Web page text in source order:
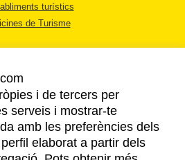
turístics
de Turisme
AVÍS LEGAL
DE PRIVACITAT
COOKIES
i de tercers per
serveis i mostrar-te
amb les preferències dels
elaborat a partir dels